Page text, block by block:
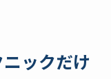
ニックだけ